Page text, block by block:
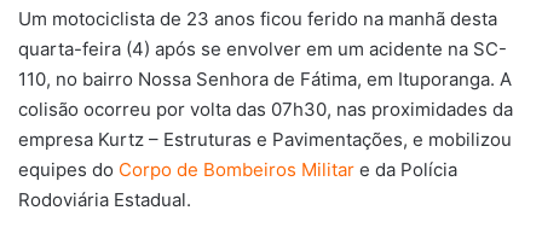
Um motociclista de 23 anos ficou ferido na manhã desta
quarta-feira (4) após se envolver em um acidente na SC-
110, no bairro Nossa Senhora de Fátima, em Ituporanga. A
colisão ocorreu por volta das 07h30, nas proximidades da
empresa Kurtz – Estruturas e Pavimentações, e mobilizou
equipes do Corpo de Bombeiros Militar e da Polícia
Rodoviária Estadual.